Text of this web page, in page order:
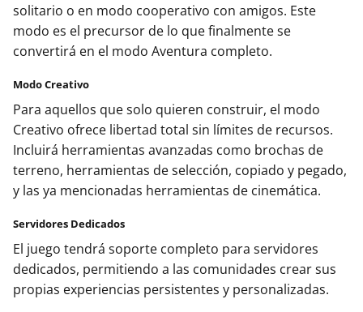
solitario o en modo cooperativo con amigos. Este
modo es el precursor de lo que finalmente se
convertirá en el modo Aventura completo.
Modo Creativo
Para aquellos que solo quieren construir, el modo
Creativo ofrece libertad total sin límites de recursos.
Incluirá herramientas avanzadas como brochas de
terreno, herramientas de selección, copiado y pegado,
y las ya mencionadas herramientas de cinemática.
Servidores Dedicados
El juego tendrá soporte completo para servidores
dedicados, permitiendo a las comunidades crear sus
propias experiencias persistentes y personalizadas.